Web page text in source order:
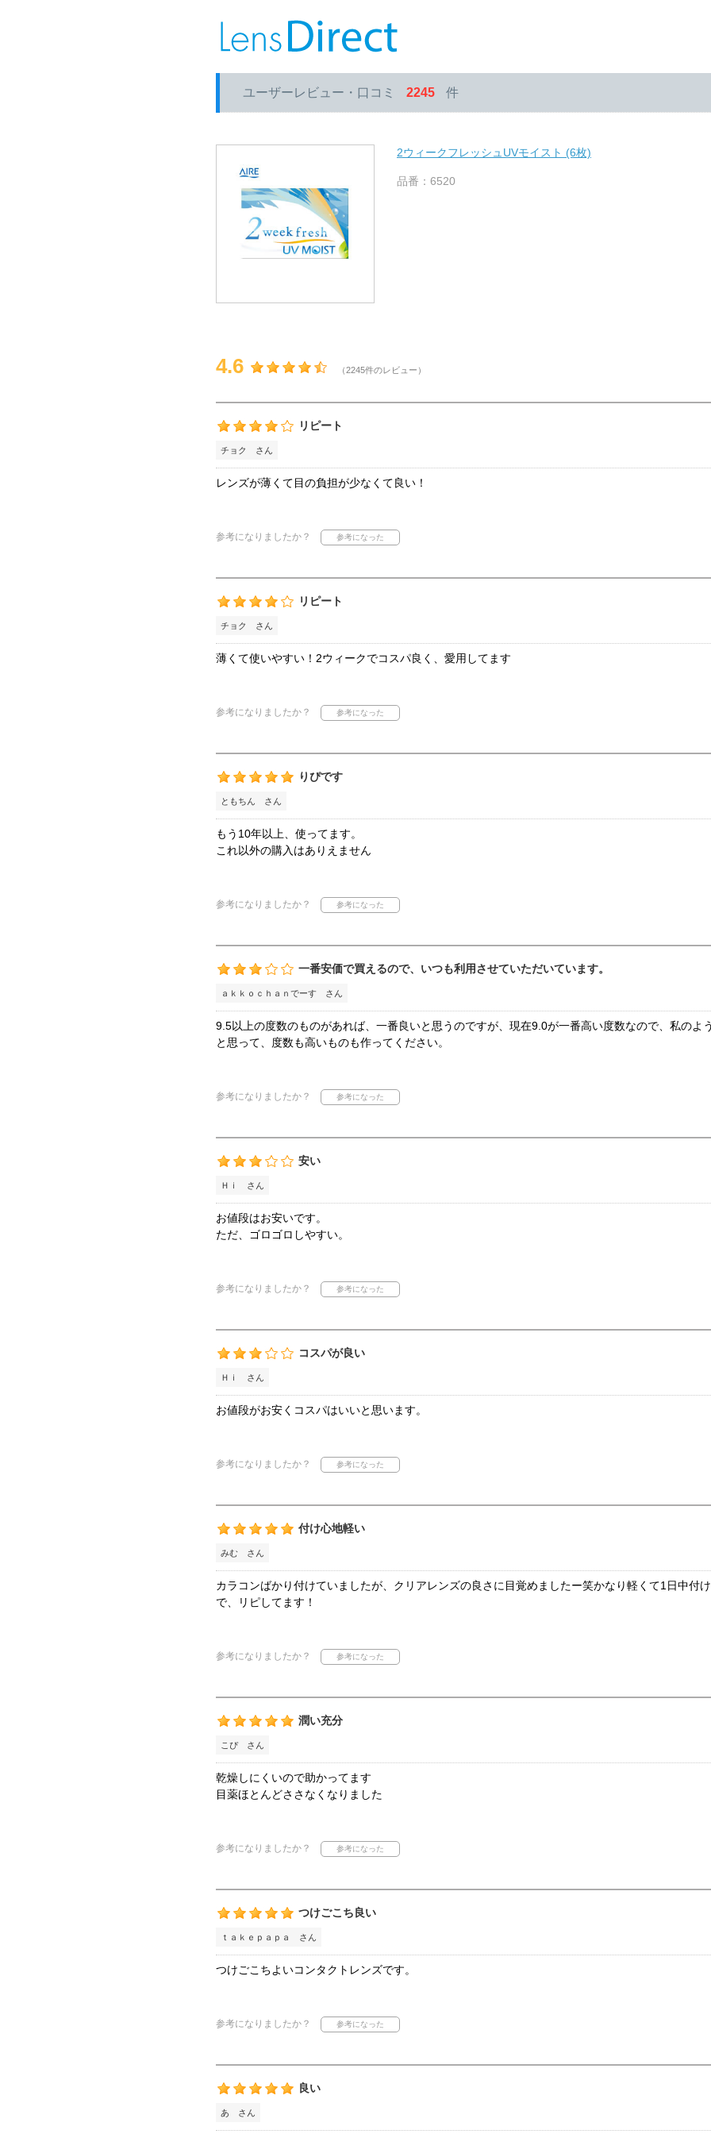
ユーザーレビュー・口コミ 2245 件
2ウィークフレッシュUVモイスト (6枚)
品番：6520
4.6 （2245件のレビュー）
リピート
チョク さん
レンズが薄くて目の負担が少なくて良い！
参考になりましたか？
リピート
チョク さん
薄くて使いやすい！2ウィークでコスパ良く、愛用してます
参考になりましたか？
りぴです
ともちん さん
もう10年以上、使ってます。
これ以外の購入はありえません
参考になりましたか？
一番安価で買えるので、いつも利用させていただいています。
ａｋｋｏｃｈａｎでーす さん
9.5以上の度数のものがあれば、一番良いと思うのですが、現在9.0が一番高い度数なので、私のよ
と思って、度数も高いものも作ってください。
参考になりましたか？
安い
Ｈｉ さん
お値段はお安いです。
ただ、ゴロゴロしやすい。
参考になりましたか？
コスパが良い
Ｈｉ さん
お値段がお安くコスパはいいと思います。
参考になりましたか？
付け心地軽い
みむ さん
カラコンばかり付けていましたが、クリアレンズの良さに目覚めましたー笑かなり軽くて1日中付
で、リピしてます！
参考になりましたか？
潤い充分
こぴ さん
乾燥しにくいので助かってます
目薬ほとんどささなくなりました
参考になりましたか？
つけごこち良い
ｔａｋｅｐａｐａ さん
つけごこちよいコンタクトレンズです。
参考になりましたか？
良い
あ さん